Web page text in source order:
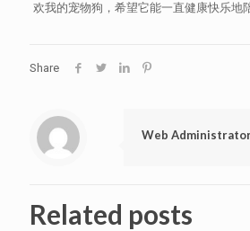
欢我的宠物狗，希望它能一直健康快乐地
Share
Web
Related posts